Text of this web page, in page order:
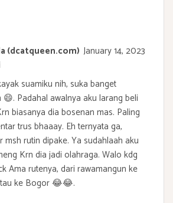
(dcatqueen.com) January 14, 2023
suamiku nih, suka banget
😄. Padahal awalnya aku larang beli
biasanya dia bosenan mas. Paling
trus bhaaay. Eh ternyata ga,
msh rutin dipake. Ya sudahlaah aku
Krn dia jadi olahraga. Walo kdg
Ama rutenya, dari rawamangun ke
ke Bogor 😂😂.